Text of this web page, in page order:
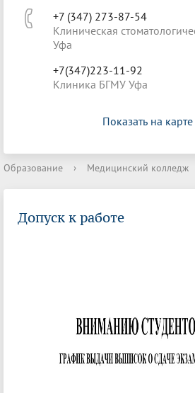
+7 (347) 273-87-54
Клиническая
Уфа
+7(347)223-11-92
Клиника БГМУ Уфа
Показать на карте
Образование › Медицинский колледж
Допуск к работе